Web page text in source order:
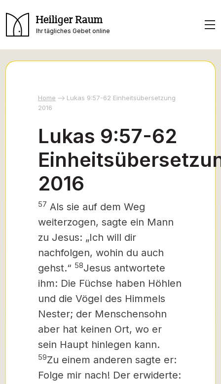
Heiliger Raum
Ihr tägliches Gebet online
Home
Lukas 9:57-62 Einheitsübersetzung
2016
Lukas 9:57-62
2016
57 Als sie auf dem Weg
weiterzogen, sagte ein Mann
zu Jesus: „Ich will dir
nachfolgen, wohin du auch
gehst.“ 58Jesus antwortete
ihm: Die Füchse haben Höhlen
und die Vögel des Himmels
Nester; der Menschensohn
aber hat keinen Ort, wo er
sein Haupt hinlegen kann.
59Zu einem anderen sagte er:
Folge mir nach! Der erwiderte: